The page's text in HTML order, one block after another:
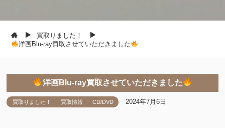
買取りました！
洋画Blu-ray買取させていただきました
洋画Blu-ray買取させていただきました
買取りました！ 買取情報 CD/DVD 2024年7月6日